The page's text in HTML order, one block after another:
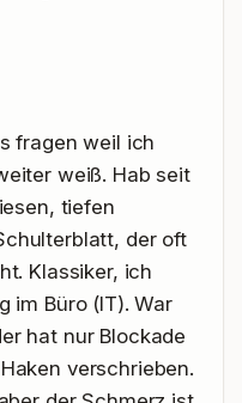
fragen weil ich
weiß. Hab seit
tiefen
der oft
Klassiker, ich
im Büro (IT). War
hat nur Blockade
verschrieben.